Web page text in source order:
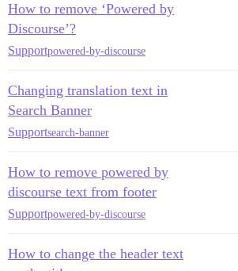
How to remove ‘Powered by
Discourse’?
Supportpowered-by-discourse
Changing translation text in
Search Banner
Supportsearch-banner
How to remove powered by
discourse text from footer
Supportpowered-by-discourse
How to change the header text